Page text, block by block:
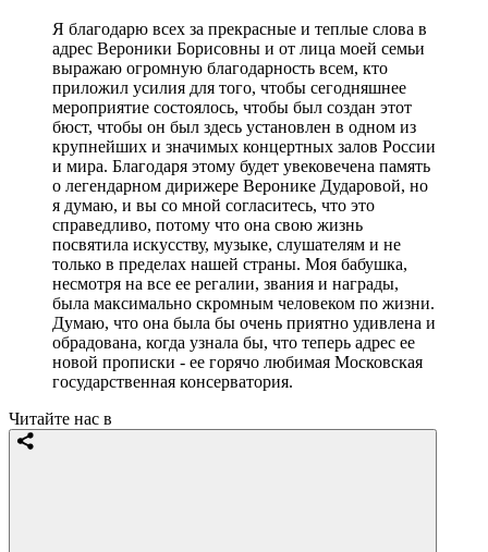
Я благодарю всех за прекрасные и теплые слова в
адрес Вероники Борисовны и от лица моей семьи
выражаю огромную благодарность всем, кто
приложил усилия для того, чтобы сегодняшнее
мероприятие состоялось, чтобы был создан этот
бюст, чтобы он был здесь установлен в одном из
крупнейших и значимых концертных залов России
и мира. Благодаря этому будет увековечена память
о легендарном дирижере Веронике Дударовой, но
я думаю, и вы со мной согласитесь, что это
справедливо, потому что она свою жизнь
посвятила искусству, музыке, слушателям и не
только в пределах нашей страны. Моя бабушка,
несмотря на все ее регалии, звания и награды,
была максимально скромным человеком по жизни.
Думаю, что она была бы очень приятно удивлена и
обрадована, когда узнала бы, что теперь адрес ее
новой прописки - ее горячо любимая Московская
государственная консерватория.
Читайте нас в